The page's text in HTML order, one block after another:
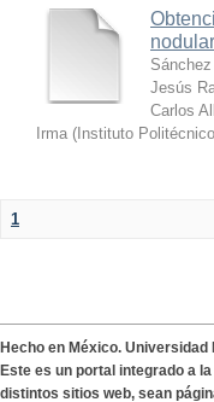
Jesús
Carlos
Irma ( Instituto
1
Hecho en México.
Este es un portal integrado a
distintos sitios web, sean